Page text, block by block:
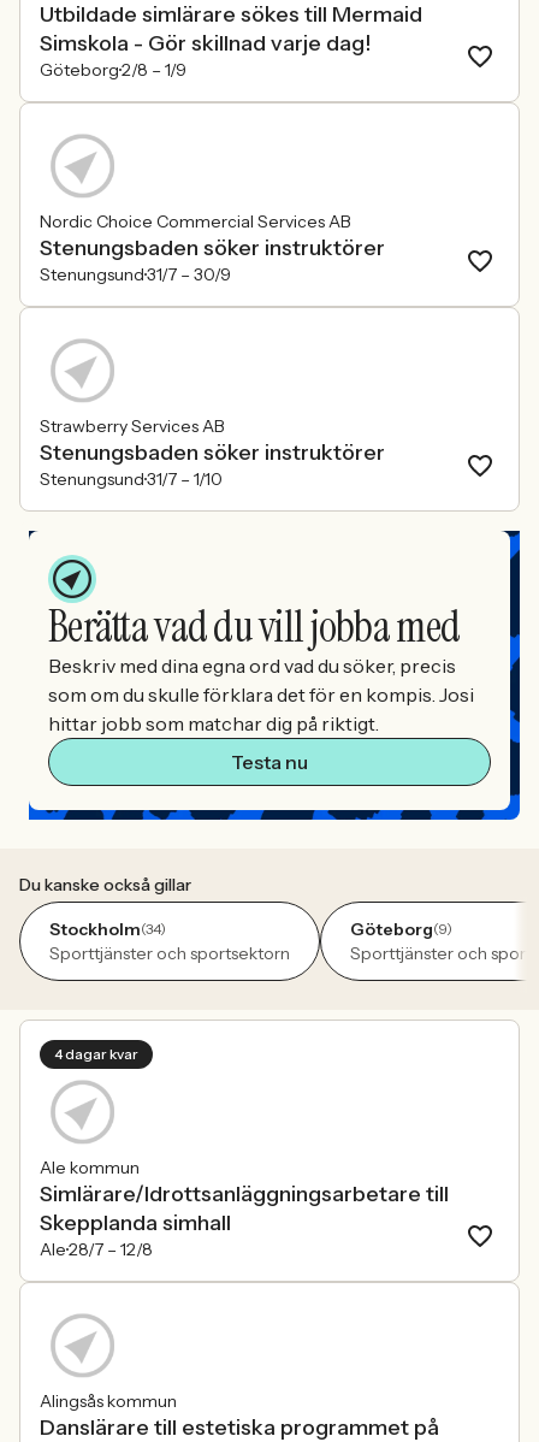
Utbildade simlärare sökes till Mermaid
Simskola - Gör skillnad varje dag!
Göteborg2/8 – 1/9
Nordic Choice Commercial Services AB
Stenungsbaden söker instruktörer
Stenungsund31/7 – 30/9
Strawberry Services AB
Stenungsbaden söker instruktörer
Stenungsund31/7 – 1/10
Berätta vad du vill jobba med
Beskriv med dina egna ord vad du söker, precis
som om du skulle förklara det för en kompis. Josi
hittar jobb som matchar dig på riktigt.
Testa nu
Du kanske också gillar
Stockholm(34)
Sporttjänster och sportsektorn
Göteborg(9)
Sporttjänster och
4 dagar kvar
Ale kommun
Simlärare/Idrottsanläggningsarbetare till
Skepplanda simhall
Ale28/7 – 12/8
Alingsås kommun
Danslärare till estetiska programmet på